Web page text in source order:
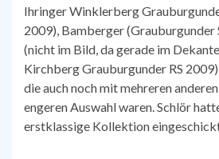
Ihringer Winklerberg
2009), Bamberger (Grauburgunder
(nicht im Bild, da gerade im
Kirchberg Grauburgunder RS
die auch noch mit mehreren
engeren Auswahl waren. Schlör
erstklassige Kollektion